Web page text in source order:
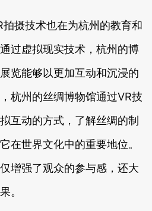
摄技术也在为杭州的教育和
过虚拟现实技术，杭州的博
览能够以更加互动和沉浸的
杭州的丝绸博物馆通过VR技
互动的方式，了解丝绸的制
在世界文化中的重要地位。
增强了观众的参与感，还大
。